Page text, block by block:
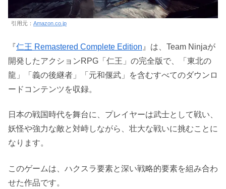
引用元： Amazon.co.jp
『仁王 Remastered Complete Edition 』は、Team Ninjaが
開発したアクションRPG「仁王」の完全版で、「東北の
龍」「義の後継者」「元和偃武」を含むすべてのダウンロ
ードコンテンツを収録。
日本の戦国時代を舞台に、プレイヤーは武士として戦い、
妖怪や強力な敵と対峙しながら、壮大な戦いに挑むことに
なります。
このゲームは、ハクスラ要素と深い戦略的要素を組み合わ
せた作品です。